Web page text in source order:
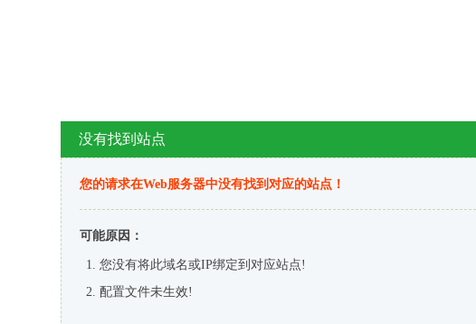
没有找到站点
您的请求在Web服务器中没有找到对应的站点！
可能原因：
您没有将此域名或IP绑定到对应站点!
配置文件未生效!